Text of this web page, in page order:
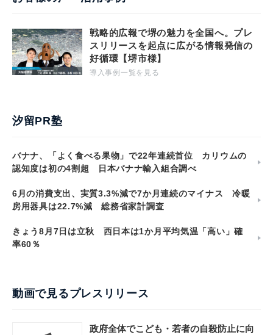
戦略的広報で堺の魅力を全国へ。プレ
スリリースを起点に広がる情報発信の
好循環【堺市様】
導入事例一覧を見る
汐留PR塾
バナナ、「よく食べる果物」で22年連続首位 カリウムの
認知度は初の4割超 日本バナナ輸入組合調べ
6月の消費支出、実質3.3%減で7か月連続のマイナス 冷暖
房用器具は22.7%減 総務省家計調査
きょう8月7日は立秋 西日本は1か月平均気温「高い」確
率60％
動画で見るプレスリリース
政府全体でこども・若者の自殺防止に向